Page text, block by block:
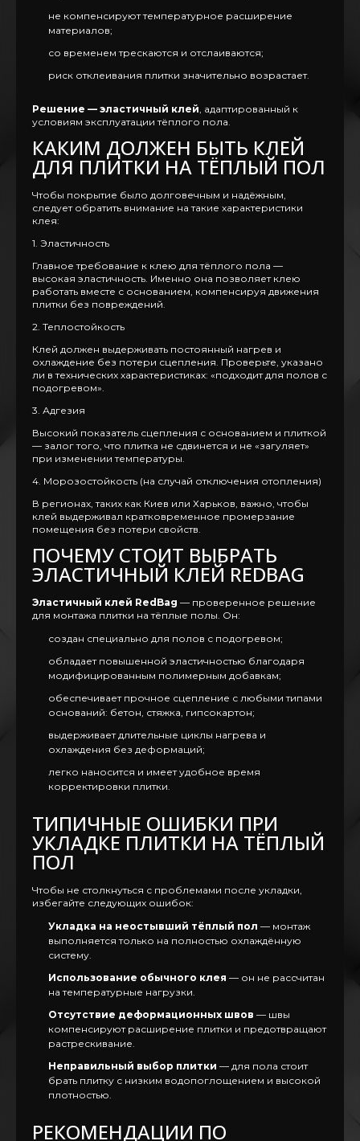
не компенсируют температурное расширение
материалов;
со временем трескаются и отслаиваются;
риск отклеивания плитки значительно возрастает.
Решение — эластичный клей , адаптированный к
условиям эксплуатации тёплого пола.
КАКИМ ДОЛЖЕН БЫТЬ КЛЕЙ
ДЛЯ ПЛИТКИ НА ТЁПЛЫЙ ПОЛ
Чтобы покрытие было долговечным и надёжным,
следует обратить внимание на такие характеристики
клея:
1. Эластичность
Главное требование к клею для тёплого пола —
высокая эластичность. Именно она позволяет клею
работать вместе с основанием, компенсируя движения
плитки без повреждений.
2. Теплостойкость
Клей должен выдерживать постоянный нагрев и
охлаждение без потери сцепления. Проверьте, указано
ли в технических характеристиках: «подходит для полов с
подогревом».
3. Адгезия
Высокий показатель сцепления с основанием и плиткой
— залог того, что плитка не сдвинется и не «загуляет»
при изменении температуры.
4. Морозостойкость (на случай отключения отопления)
В регионах, таких как Киев или Харьков, важно, чтобы
клей выдерживал кратковременное промерзание
помещения без потери свойств.
ПОЧЕМУ СТОИТ ВЫБРАТЬ
ЭЛАСТИЧНЫЙ КЛЕЙ REDBAG
Эластичный клей RedBag — проверенное решение
для монтажа плитки на тёплые полы. Он:
создан специально для полов с подогревом;
обладает повышенной эластичностью благодаря
модифицированным полимерным добавкам;
обеспечивает прочное сцепление с любыми типами
оснований: бетон, стяжка, гипсокартон;
выдерживает длительные циклы нагрева и
охлаждения без деформаций;
легко наносится и имеет удобное время
корректировки плитки.
ТИПИЧНЫЕ ОШИБКИ ПРИ
УКЛАДКЕ ПЛИТКИ НА ТЁПЛЫЙ
ПОЛ
Чтобы не столкнуться с проблемами после укладки,
избегайте следующих ошибок:
Укладка на неостывший тёплый пол — монтаж
выполняется только на полностью охлаждённую
систему.
Использование обычного клея — он не рассчитан
на температурные нагрузки.
Отсутствие деформационных швов — швы
компенсируют расширение плитки и предотвращают
растрескивание.
Неправильный выбор плитки — для пола стоит
брать плитку с низким водопоглощением и высокой
плотностью.
РЕКОМЕНДАЦИИ ПО